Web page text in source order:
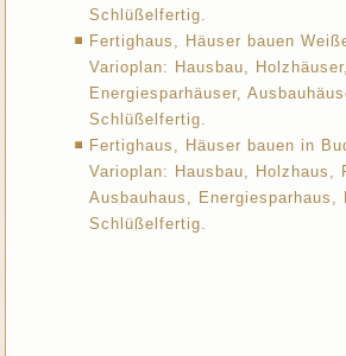
Schlüßelfertig.
Fertighaus, Häuser bauen
Varioplan: Hausbau,
Energiesparhäuser,
Schlüßelfertig.
Fertighaus, Häuser bauen in
Varioplan: Hausbau, Holzhaus,
Ausbauhaus, Energiesparhaus,
Schlüßelfertig.